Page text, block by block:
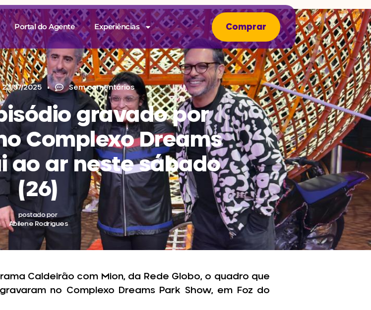
Portal do Agente Experiências Comprar
23/07/2025 Sem comentários
gravado por
Complexo Dreams
ao ar neste sábado
(26)
postado por
Abilene Rodrigues
Caldeirão com Mion, da Rede Globo, o quadro que
no Complexo Dreams Park Show, em Foz do